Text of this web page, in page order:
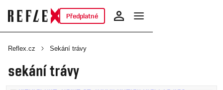
Předplatné
Reflex.cz Sekání trávy
sekání trávy